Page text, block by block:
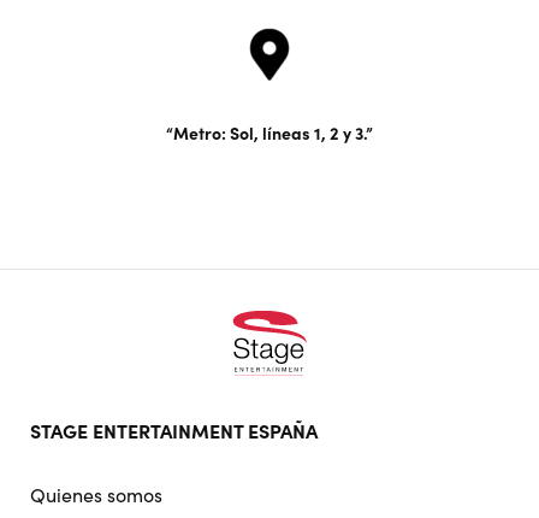
Metro: Sol, líneas 1, 2 y 3.
doormat
STAGE ENTERTAINMENT ESPAÑA
Quienes somos